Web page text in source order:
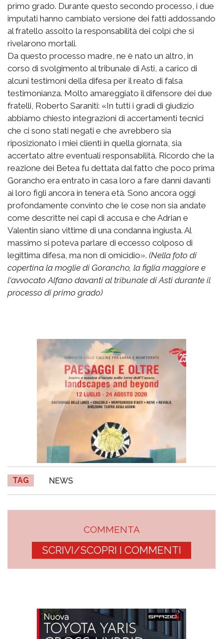
primo grado. Durante questo secondo processo, i due
imputati hanno cambiato versione dei fatti addossando
al fratello assolto la responsabilità dei colpi che si
rivelarono mortali.
Da questo processo madre, ne è nato un altro, in
corso di svolgimento al tribunale di Asti, a carico di
alcuni testimoni della difesa per il reato di falsa
testimonianza. Molto amareggiato il difensore dei due
fratelli, Roberto Saraniti: «In tutti i gradi di giudizio
abbiamo chiesto integrazioni di accertamenti tecnici
che ci sono stati negati e che avrebbero sia
riposizionato i miei clienti in quella giornata, sia
accertato altre eventuali responsabilità. Ricordo che la
reazione dei Betea fu dettata dal fatto che poco prima
Gorancho era entrato in casa loro a fare danni davanti
ai loro figli ancora in tenera età. Sono ancora oggi
profondamente convinto che le cose non sia andate
come descritte nei capi di accusa e che Adrian e
Valentin siano vittime di una condanna ingiusta. Al
massimo si poteva parlare di eccesso colposo di
legittima difesa, ma non di omicidio». (Nella foto di
copertina la moglie di Gorancho, la figlia maggiore e
l'avvocato Alfano davanti al tribunale di Asti durante il
processo di primo grado)
TAG NEWS
COMMENTA
SCRIVI/SCOPRI I COMMENTI